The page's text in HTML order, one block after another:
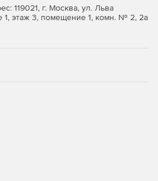
119021, г. Москва, ул. Льва
1, этаж 3, помещение 1, комн. № 2, 2а